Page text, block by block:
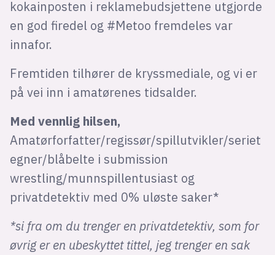
kokainposten i reklamebudsjettene utgjorde
en god firedel og #Metoo fremdeles var
innafor.
Fremtiden tilhører de kryssmediale, og vi er
på vei inn i amatørenes tidsalder.
Med vennlig hilsen,
Amatørforfatter/regissør/spillutvikler/seriet
egner/blåbelte i submission
wrestling/munnspillentusiast og
privatdetektiv med 0% uløste saker*
*si fra om du trenger en privatdetektiv, som for
øvrig er en ubeskyttet tittel, jeg trenger en sak